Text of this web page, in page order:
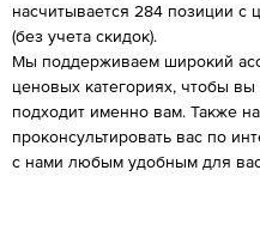
насчитывается 284 позиции с
(без учета скидок).
Мы поддерживаем широкий
ценовых категориях, чтобы вы
подходит именно вам. Также
проконсультировать вас по
с нами любым удобным для